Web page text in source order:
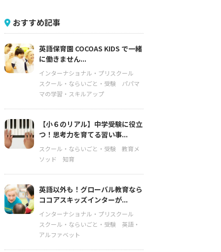
おすすめ記事
英語保育園 COCOAS KIDS で一緒
に働きません...
インターナショナル・プリスクール
スクール・ならいごと・受験
パパマ
マの学習・スキルアップ
【小６のリアル】中学受験に役立
つ！思考力を育てる習い事...
スクール・ならいごと・受験
教育メ
ソッド
知育
英語以外も！グローバル教育なら
ココアスキッズインターが...
インターナショナル・プリスクール
スクール・ならいごと・受験
英語・
アルファベット